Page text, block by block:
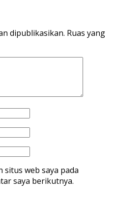
dipublikasikan. Ruas yang
situs web saya pada
saya berikutnya.